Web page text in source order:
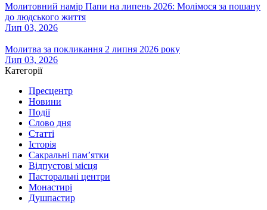
Молитовний намір Папи на липень 2026: Молімося за пошану
до людського життя
Лип 03, 2026
Молитва за покликання 2 липня 2026 року
Лип 03, 2026
Категорії
Пресцентр
Новини
Події
Слово дня
Статті
Історія
Сакральні пам’ятки
Відпустові місця
Пасторальні центри
Монастирі
Душпастир